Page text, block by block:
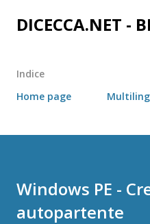
Passa ai
DICECCA.NET -
Indice
Home page
Windows PE -
autopartente